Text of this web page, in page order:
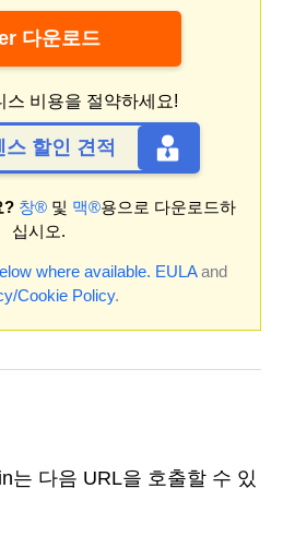
다운로드
스 비용을 절약하세요!
할인 견적
? 창® 및 맥®용으로 다운로드하
십시오.
where available. EULAand
Cookie Policy.
는 다음 URL을 호출할 수 있